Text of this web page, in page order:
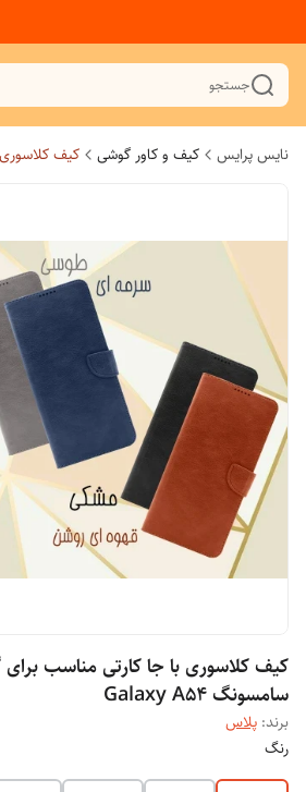
جستجو
نایس پرایس کیف و کاور گوشی کیف کلاسوری
کیف کلاسوری با جا کارتی مناسب
سامسونگ Galaxy A54
برند: پلاس
رنگ